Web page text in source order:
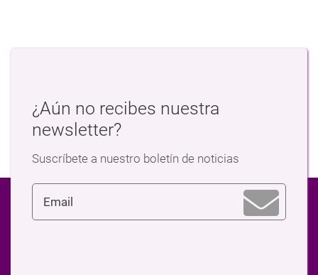
¿Aún no recibes nuestra
newsletter?
Suscríbete a nuestro boletín de noticias